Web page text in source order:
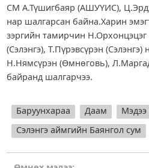
СМ А.Түшигбаяр (АШУҮИС),
нар шалгарсан байна.Харин
зэргийн тамирчин Н.Орхонцэцэг
(Сэлэнгэ), Т.Пүрэвсүрэн
Н.Нямсүрэн (Өмнөговь),
байранд шалгарчээ.
Баруунхараа Даам
Мэдээ
Сэлэнгэ аймгийн Баянгол сум